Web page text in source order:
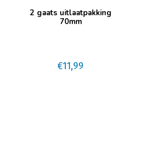
2 gaats uitlaatpakking
70mm
€11,99